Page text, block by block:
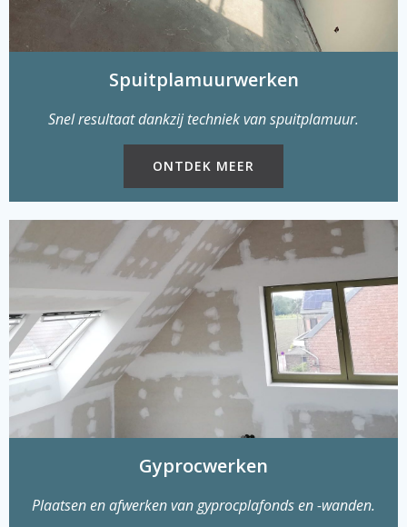
Spuitplamuurwerken
Snel resultaat dankzij techniek van spuitplamuur.
ONTDEK MEER
Gyprocwerken
Plaatsen en afwerken van gyprocplafonds en -wanden.